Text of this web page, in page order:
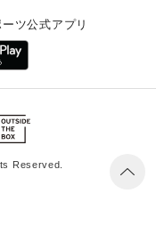
ツ公式アプリ
Reserved.